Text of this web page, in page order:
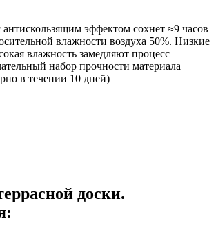
эффектом сохнет ≈9 часов
влажности воздуха 50%. Низкие
влажность замедляют процесс
набор прочности материала
в течении 10 дней)
доски.